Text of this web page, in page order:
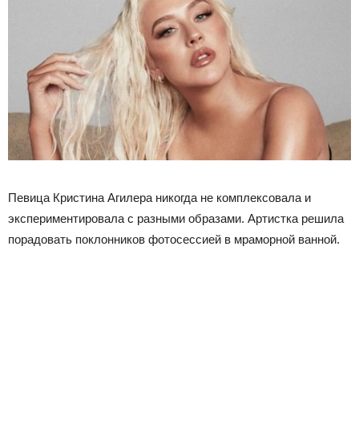
Певица Кристина Агилера никогда не комплексовала и
экспериментировала с разными образами. Артистка решила
порадовать поклонников фотосессией в мраморной ванной.